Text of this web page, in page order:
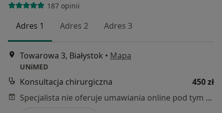
187 opinii
Adres 1 Adres 2 Adres 3
Towarowa 3, Białystok • Mapa
UNiMED
Konsultacja chirurgiczna
450 zł
Specjalista nie oferuje umawiania online pod tym adresem.